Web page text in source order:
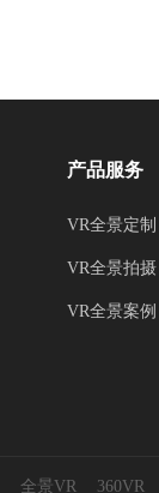
产品服务
VR全景定制
VR全景拍摄
VR全景案例
全景VR 360VR